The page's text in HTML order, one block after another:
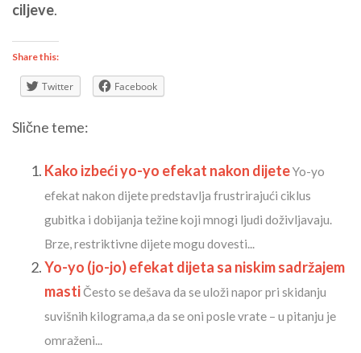
ciljeve.
Share this:
Twitter Facebook
Slične teme:
Kako izbeći yo-yo efekat nakon dijeteYo-yo
efekat nakon dijete predstavlja frustrirajući ciklus
gubitka i dobijanja težine koji mnogi ljudi doživljavaju.
Brze, restriktivne dijete mogu dovesti...
Yo-yo (jo-jo) efekat dijeta sa niskim sadržajem
mastiČesto se dešava da se uloži napor pri skidanju
suvišnih kilograma,a da se oni posle vrate – u pitanju je
omraženi...